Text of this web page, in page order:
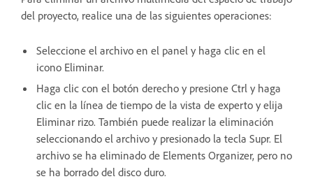
del proyecto, realice una de las siguientes operaciones:
Seleccione el archivo en el panel y haga clic en el
icono Eliminar.
Haga clic con el botón derecho y presione Ctrl y haga
clic en la línea de tiempo de la vista de experto y elija
Eliminar rizo. También puede realizar la eliminación
seleccionando el archivo y presionado la tecla Supr. El
archivo se ha eliminado de Elements Organizer, pero no
se ha borrado del disco duro.